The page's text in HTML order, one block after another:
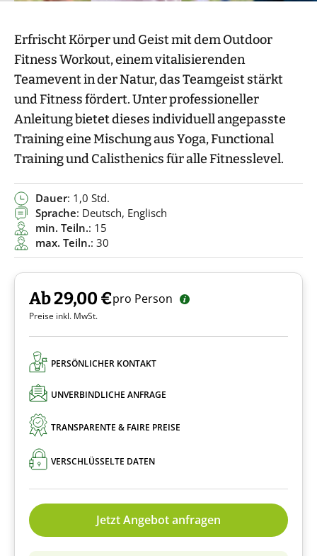
Erfrischt Körper und Geist mit dem Outdoor
Fitness Workout, einem vitalisierenden
Teamevent in der Natur, das Teamgeist stärkt
und Fitness fördert. Unter professioneller
Anleitung bietet dieses individuell angepasste
Training eine Mischung aus Yoga, Functional
Training und Calisthenics für alle Fitnesslevel.
Dauer: 1,0 Std.
Sprache: Deutsch, Englisch
min. Teiln.: 15
max. Teiln.: 30
Ab 29,00 €pro Person
Preise inkl. MwSt.
PERSÖNLICHER KONTAKT
UNVERBINDLICHE ANFRAGE
TRANSPARENTE & FAIRE PREISE
VERSCHLÜSSELTE DATEN
Jetzt Angebot anfragen